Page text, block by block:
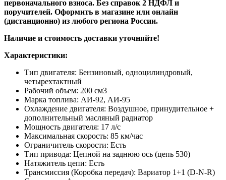
первоначального взноса. Без справок 2 НДФЛ и
поручителей. Оформить в магазине или онлайн
(дистанционно) из любого региона России.
Наличие и стоимость доставки уточняйте!
Характеристики:
Тип двигателя: Бензиновый, одноцилиндровый,
четырехтактный
Рабочий объем: 200 см3
Марка топлива: АИ-92, АИ-95
Охлаждение двигателя: Воздушное, принудительное +
дополнительный масляный радиатор
Мощность двигателя: 17 л/с
Максимальная скорость: 85 км/час
Ограничитель скорости: Есть
Тип привода: Цепной на заднюю ось (цепь 530)
Натяжитель цепи: Есть
Трансмиссия (Коробка передач): Вариатор 1+1 (D-N-R)